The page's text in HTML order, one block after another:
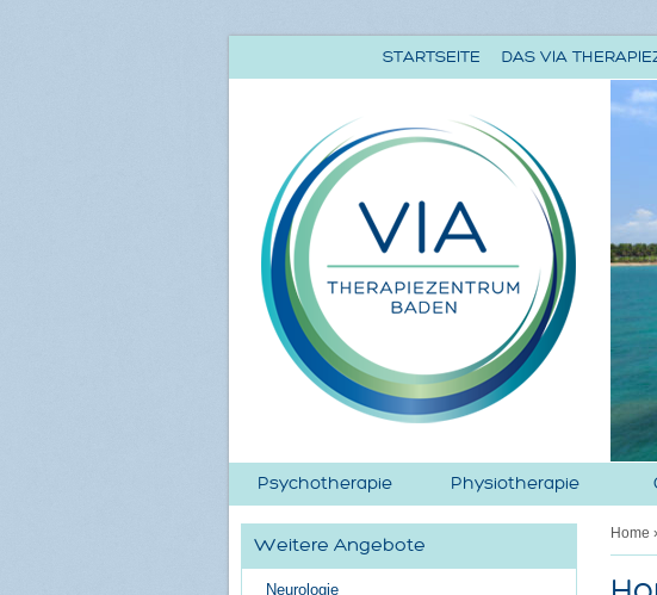
STARTSEITE DAS VIA
Psychotherapie Physiotherapie
Home
Weitere Angebote
Neurologie